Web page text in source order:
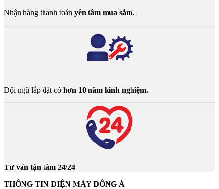
Nhận hàng thanh toán yên tâm mua sắm.
Đội ngũ lắp đặt có hơn 10 năm kinh nghiệm.
Tư vấn tận tâm 24/24
THÔNG TIN ĐIỆN MÁY ĐÔNG Á